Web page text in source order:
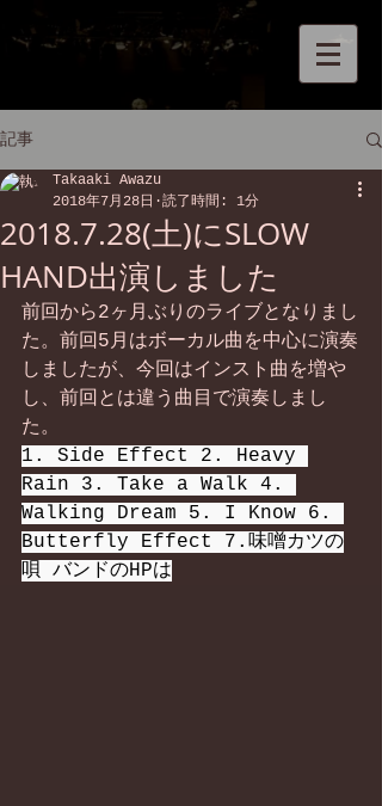
記事
2018.7.28(土)にSLOW
HAND出演しました
Takaaki Awazu
2018年7月28日
読了時間: 1分
前回から2ヶ月ぶりのライブとなりまし
た。前回5月はボーカル曲を中心に演奏
しましたが、今回はインスト曲を増や
し、前回とは違う曲目で演奏しまし
た。
1. Side Effect 2. Heavy
Rain 3. Take a Walk 4.
Walking Dream 5. I Know 6.
Butterfly Effect 7.味噌カツの
唄 バンドのHPは